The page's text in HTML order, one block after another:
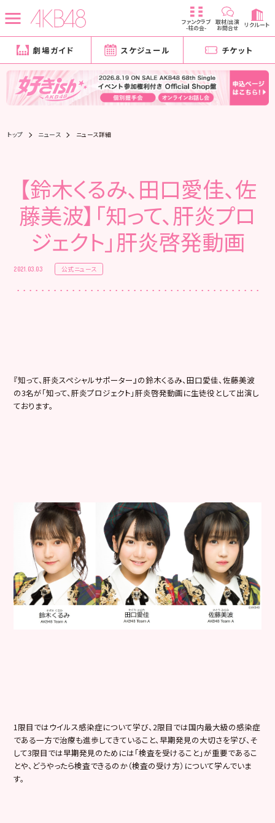
ファンクラブ
-柱の会-
取材/出演
お問合せ リクルート
劇場ガイド スケジュール チケット
トップ ニュース ニュース詳細
【鈴木くるみ、田口愛佳、佐
藤美波】「知って、肝炎プロ
ジェクト」肝炎啓発動画
2021.03.03 公式ニュース
『知って、肝炎スペシャルサポーター』の鈴木くるみ、田口愛佳、佐藤美波
の3名が「知って、肝炎プロジェクト」肝炎啓発動画に生徒役として出演し
ております。
1限目ではウイルス感染症について学び、2限目では国内最大級の感染症
である一方で治療も進歩してきていること、早期発見の大切さを学び、そ
して3限目では早期発見のためには「検査を受けること」が重要であるこ
とや、 どうやったら検査できるのか（検査の受け方） について学んでいま
す。